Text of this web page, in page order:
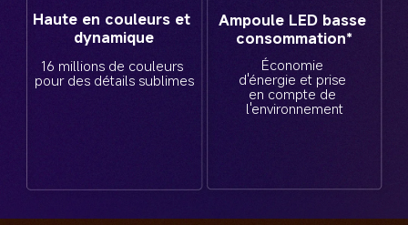
Haute en couleurs et
dynamique
16 millions de couleurs
pour des détails sublimes
Ampoule LED basse
consommation*
Économie
d'énergie et prise
en compte de
l'environnement